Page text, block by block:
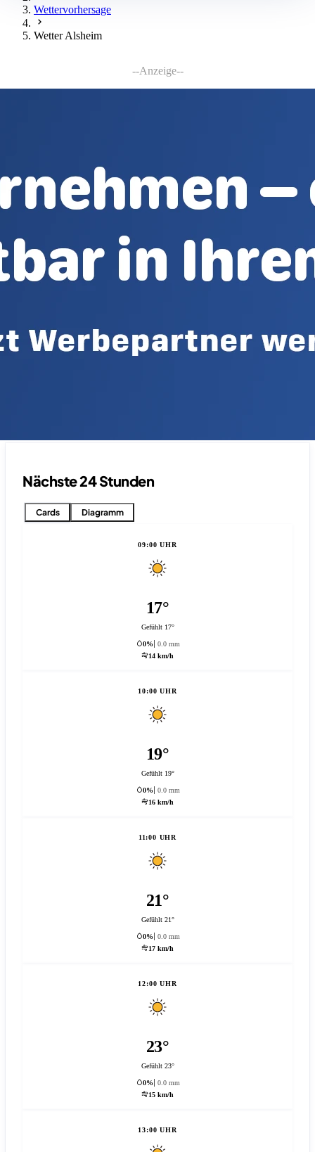
Wettervorhersage
Wetter Alsheim
--Anzeige--
Nächste 24 Stunden
Cards Diagramm
09:00 UHR
17°
Gefühlt 17°
0%
0.0 mm
14 km/h
10:00 UHR
19°
Gefühlt 19°
0%
0.0 mm
16 km/h
11:00 UHR
21°
Gefühlt 21°
0%
0.0 mm
17 km/h
12:00 UHR
23°
Gefühlt 23°
0%
0.0 mm
15 km/h
13:00 UHR